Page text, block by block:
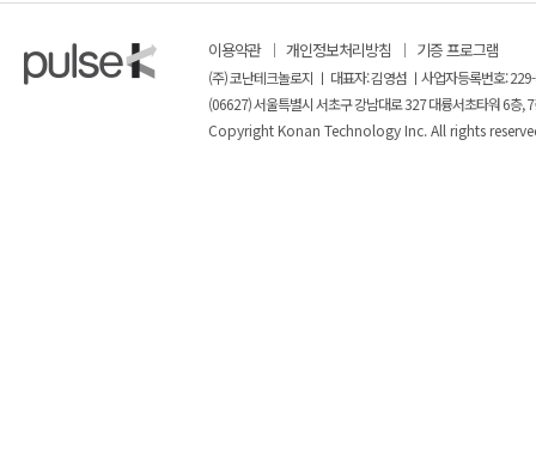
이용약관 개인정보처리방침 기증 프로그램
(주) 코난테크놀로지 ㅣ 대표자: 김영섬 ㅣ사업자등록번호:
(06627) 서울특별시 서초구 강남대로 327 대륭서초타워 6층,
Copyright Konan Technology Inc. All rights